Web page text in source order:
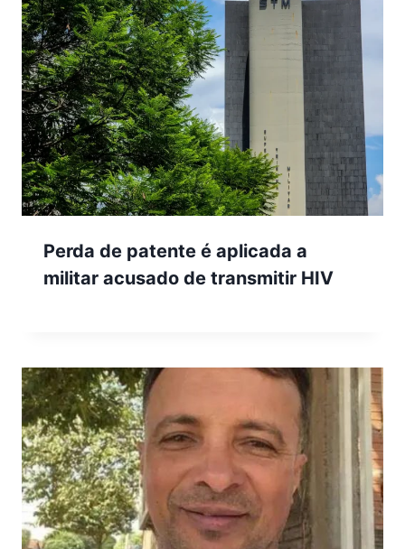
Perda de patente é aplicada a
militar acusado de transmitir HIV